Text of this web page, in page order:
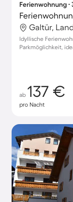
Ferienwohnung ∙
Galtür,
Idyllische
Parkmöglichkeit,
ab 137 €
pro Nacht